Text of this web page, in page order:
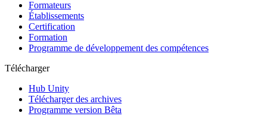
Jeux XR
Lancez des jeux XR sur plusieurs plateformes
Jeux multijoueur
Simplifiez le développement de jeux multijoueurs
Formateurs
Établissements
Certification
Formation
Programme de développement des compétences
Télécharger
Hub Unity
Télécharger des archives
Programme version Bêta